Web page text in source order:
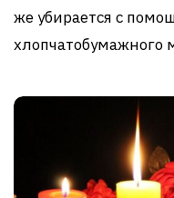
же убирается с
хлопчатобумажного